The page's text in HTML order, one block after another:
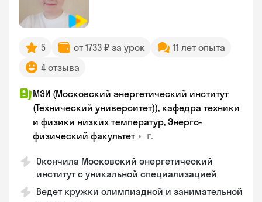
5 от 1733 ₽ за урок
11 лет опыта
4 отзыва
МЭИ (Московский энергетический институт
(Технический университет)), кафедра техники
и физики низких температур, Энерго-
физический факультет • г.
Окончила Московский энергетический
институт с уникальной специализацией
Ведет кружки олимпиадной и занимательной